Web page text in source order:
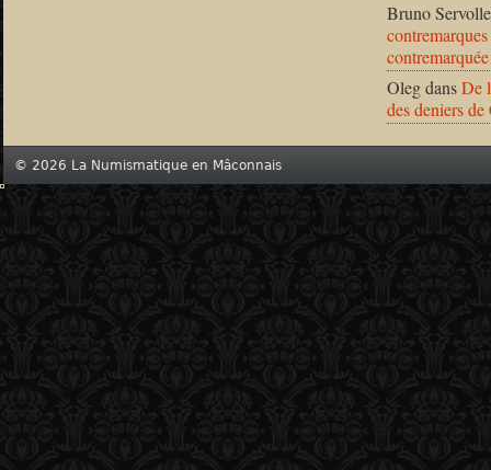
Bruno Servolle
OlegdansDe
des deniers
© 2026 La Numismatique en Mâconnais